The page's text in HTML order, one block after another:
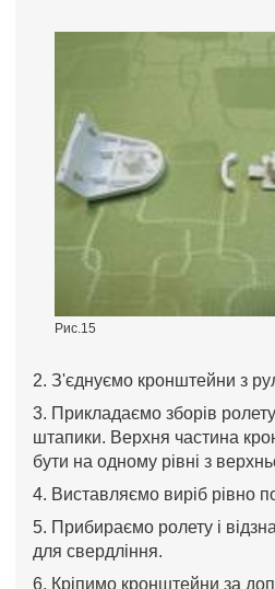
Рис.15
2. З'єднуємо кронштейни з
3. Прикладаємо зборів
штапики. Верхня частина
бути на одному рівні з
4. Виставляємо виріб рівно
5. Прибираємо ролету і
для свердління.
6. Кріпимо кронштейни за